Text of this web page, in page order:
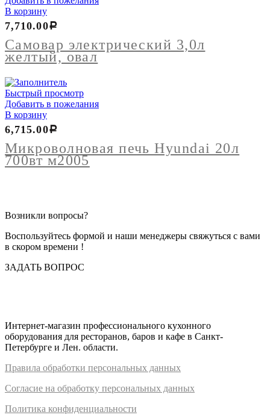
В корзину
Самовар электрический 3,0л
желтый, овал
7,710.00Р
Быстрый просмотр
Добавить в пожелания
В корзину
Микроволновая печь Hyundai 20л
700вт м2005
6,715.00Р
Возникли вопросы?
Воспользуйтесь формой и наши менеджеры свяжуться с вами
в скором времени !
ЗАДАТЬ ВОПРОС
Интернет-магазин профессионального кухонного
оборудования для ресторанов, баров и кафе в Санкт-
Петербурге и Лен. области.
Правила обработки персональных данных
Согласие на обработку персональных данных
Политика конфиденциальности